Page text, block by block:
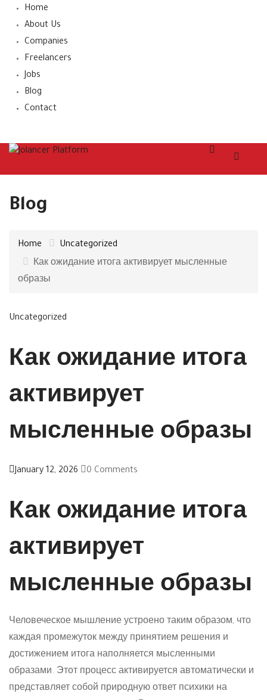
Home
About Us
Companies
Freelancers
Jobs
Blog
Contact
Blog
Home
Uncategorized
Как ожидание итога активирует мысленные
образы
Uncategorized
Как ожидание итога
активирует
мысленные образы
January 12, 2026 0 Comments
Как ожидание итога
активирует
мысленные образы
Человеческое мышление устроено таким образом, что
каждая промежуток между принятием решения и
достижением итога наполняется мысленными
образами. Этот процесс активируется автоматически и
представляет собой природную ответ психики на